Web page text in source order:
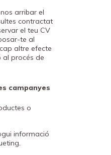
arribar el
contractat
el teu CV
te al
altre efecte
al procés de
campanyes
o
informació